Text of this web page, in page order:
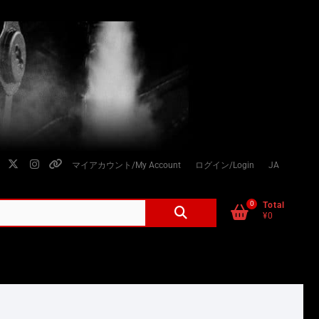
twitter
instagram
個
情
り
マイアカウント/My Account ログイン/Login JA
0
Total
¥0